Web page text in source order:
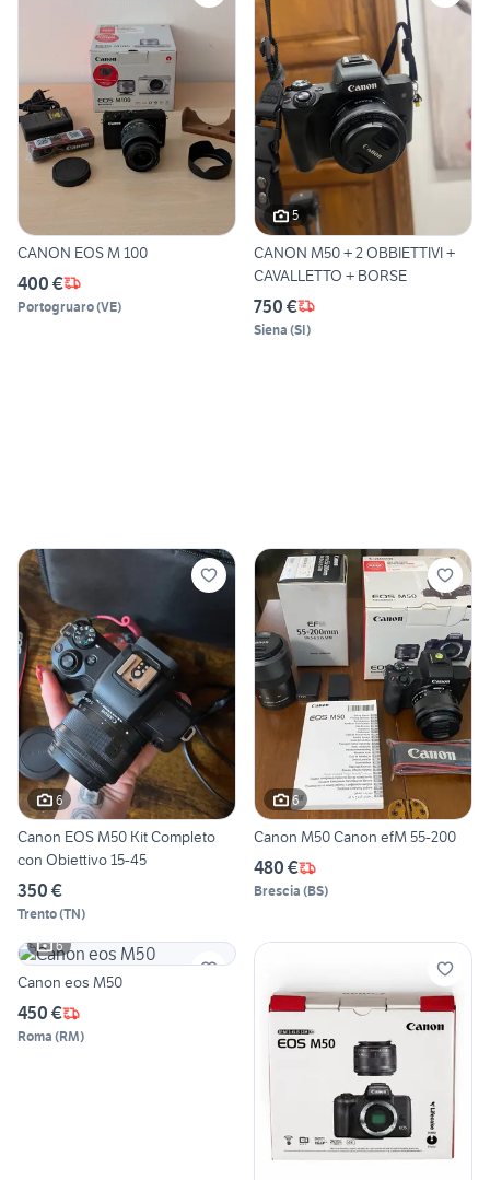
CANON EOS M 100
400 €
Portogruaro(VE)
5
CANON M50 + 2 OBBIETTIVI +
CAVALLETTO + BORSE
750 €
Siena (SI)
6
Canon EOS M50 Kit Completo
con Obiettivo 15-45
350 €
Trento(TN)
6
Canon M50 Canon efM 55-200
480 €
Brescia (BS)
6
Canon eos M50
450 €
Roma (RM)